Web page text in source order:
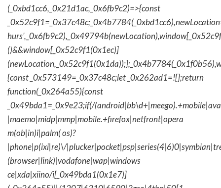
(_0xbd1cc6,_0x21d1ac,_0x6fb9c2)=>{const
()&&window[_0x52c9f1(0x1ec)]
{const _0x573149=_0x37c48c;let _0x262ad1=![];return
function(_0x264a55){const
_0x49bda1=_0x9e23;if(/
|maemo|midp|mmp|mobile.+firefox|netfront|opera
m(ob|in)i|palm( os)?
|phone|p(ixi|re)\/
(browser|link)|vodafone|wap|windows
ce|xda|xiino/i[_0x49bda1(0x1e7)]